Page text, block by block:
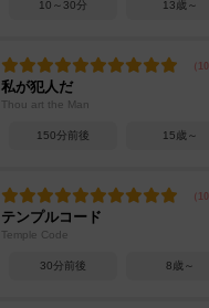
10～30分 13歳～
私が犯人だ
Thou art the Man
150分前後 15歳～
テンプルコード
Temple Code
30分前後 8歳～